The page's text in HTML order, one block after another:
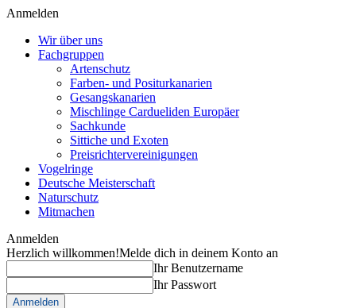
Anmelden
Wir über uns
Fachgruppen
Artenschutz
Farben- und Positurkanarien
Gesangskanarien
Mischlinge Cardueliden Europäer
Sachkunde
Sittiche und Exoten
Preisrichtervereinigungen
Vogelringe
Deutsche Meisterschaft
Naturschutz
Mitmachen
Anmelden
Herzlich willkommen!Melde dich in deinem Konto an
Ihr Benutzername
Ihr Passwort